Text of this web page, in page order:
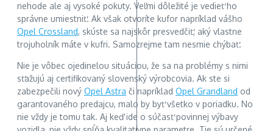
nehode ale aj vysoké pokuty. Veľmi dôležité je vedieť ho
správne umiestniť. Ak však otvoríte kufor napríklad vášho
Opel Crossland, skúste sa najskôr presvedčiť, aký vlastne
trojuholník máte v kufri. Samozrejme tam nesmie chýbať.
Nie je vôbec ojedinelou situáciou, že sa na problémy s nimi
sťažujú aj certifikovaný slovenský výrobcovia. Ak ste si
zabezpečili nový Opel Astra či napríklad Opel Grandland od
garantovaného predajcu, malo by byť všetko v poriadku. No
nie vždy je tomu tak. Aj keď ide o súčasť povinnej výbavy